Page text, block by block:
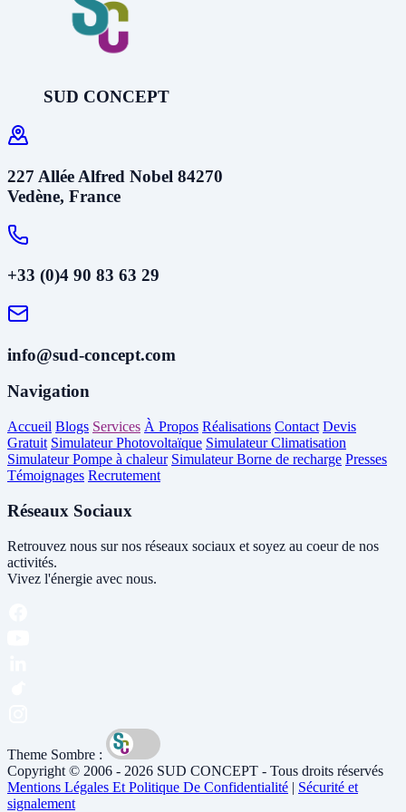
SUD CONCEPT
227 Allée Alfred Nobel 84270
Vedène, France
+33 (0)4 90 83 63 29
info@sud-concept.com
Navigation
Accueil Blogs Services À Propos Réalisations Contact Devis
Gratuit Simulateur Photovoltaïque Simulateur Climatisation
Simulateur Pompe à chaleur Simulateur Borne de recharge Presses
Témoignages Recrutement
Réseaux Sociaux
Retrouvez nous sur nos réseaux sociaux et soyez au coeur de nos
activités.
Vivez l'énergie avec nous.
Theme Sombre :
Copyright © 2006 - 2026 SUD CONCEPT - Tous droits réservés
Mentions Légales Et Politique De Confidentialité | Sécurité et
signalement